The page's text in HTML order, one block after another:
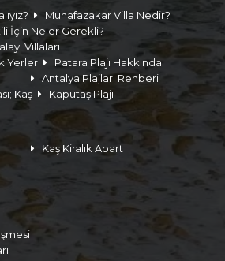
Muhafazakar Villa Nedir?
İçin Neler Gerekli?
Villaları
Yerler
Patara Plajı Hakkında
Antalya Plajları Rehberi
Kaş
Kaputaş Plajı
Kaş Kiralık Apart